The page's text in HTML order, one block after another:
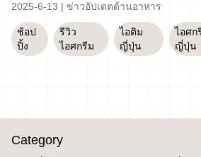
2025-6-13 | ข่าวอัปเดตด้านอาหาร
ช้อป
ปิ้ง
รีวิว
ไอศกรีม
ไอติม
ญี่ปุ่น
ไอศก
ญี่ปุ่น
Category